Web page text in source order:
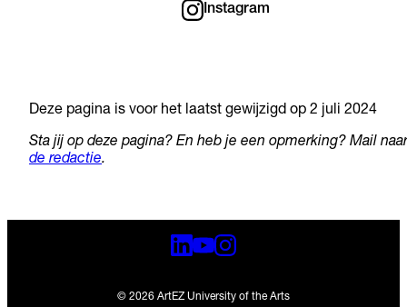
Instagram
Deze pagina is voor het laatst gewijzigd op 2 juli 2024
Sta jij op deze pagina? En heb je een opmerking? Mail naar
de redactie.
© 2026 ArtEZ University of the Arts